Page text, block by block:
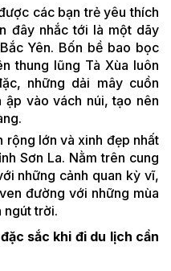
các bạn trẻ yêu thích
đây nhắc tới là một dãy
Yên. Bốn bề bao bọc
thung lũng Tà Xùa luôn
những dải mây cuồn
ập vào vách núi, tạo nên
rộng lớn và xinh đẹp nhất
Sơn La. Nằm trên cung
những cảnh quan kỳ vĩ,
đường với những mùa
ngút trời.
sắc khi đi du lịch cần